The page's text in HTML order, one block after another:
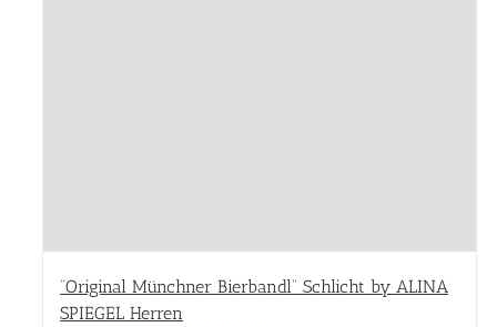
“Original Münchner Bierbandl” Schlicht by ALINA
SPIEGEL Herren